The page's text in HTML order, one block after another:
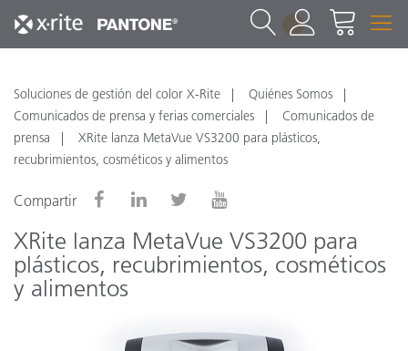
1
Soluciones de gestión del color X-Rite
Quiénes Somos
Comunicados de prensa y ferias comerciales
Comunicados de
prensa
XRite lanza MetaVue VS3200 para plásticos,
recubrimientos, cosméticos y alimentos
Compartir
XRite lanza MetaVue VS3200 para
plásticos, recubrimientos, cosméticos
y alimentos